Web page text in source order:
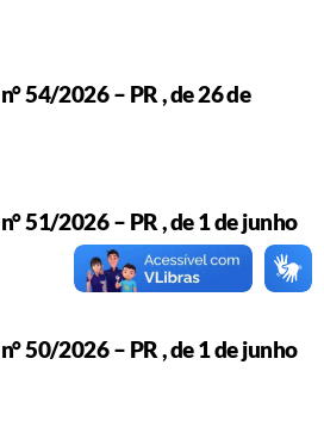
54/2026 – PR , de 26 de
51/2026 – PR , de 1 de junho
50/2026 – PR , de 1 de junho